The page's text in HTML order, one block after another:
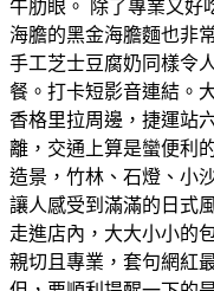
牛肋眼。 除了專業又好
海膽的黑金海膽麵也非
手工芝士豆腐奶同樣令
餐。打卡短影音連結。
香格里拉周邊，捷運站
離，交通上算是蠻便利
造景，竹林、石燈、小
讓人感受到滿滿的日式
走進店內，大大小小的
親切且專業，套句網紅